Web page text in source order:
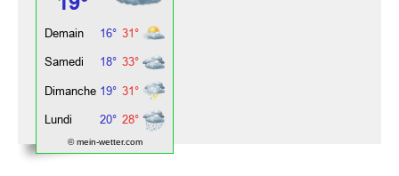
© mein-wetter.com